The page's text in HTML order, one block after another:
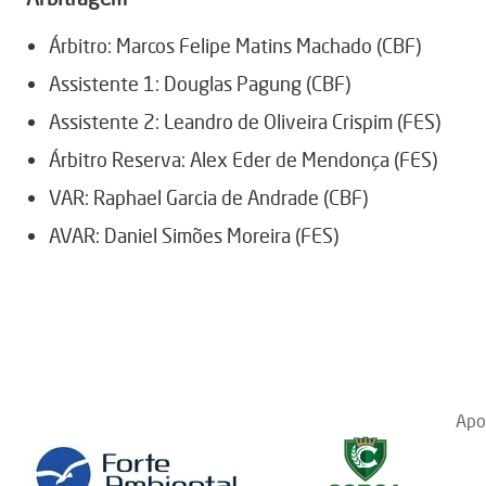
Árbitro: Marcos Felipe Matins Machado (CBF)
Assistente 1: Douglas Pagung (CBF)
Assistente 2: Leandro de Oliveira Crispim (FES)
Árbitro Reserva: Alex Eder de Mendonça (FES)
VAR: Raphael Garcia de Andrade (CBF)
AVAR: Daniel Simões Moreira (FES)